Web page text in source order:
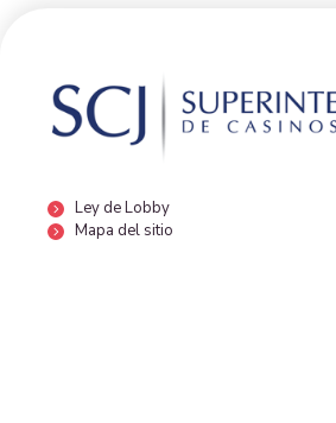
Ley de Lobby
Mapa del sitio